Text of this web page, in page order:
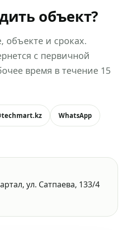
объект?
объекте и сроках.
с первичной
время в течение 15
WhatsApp
ул. Сатпаева, 133/4